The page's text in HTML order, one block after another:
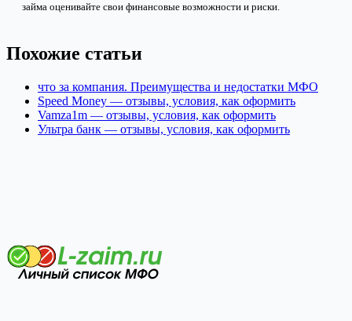
займа оценивайте свои финансовые возможности и риски.
Похожие статьи
что за компания. Преимущества и недостатки МФО
Speed Money — отзывы, условия, как оформить
Vamza1m — отзывы, условия, как оформить
Ультра банк — отзывы, условия, как оформить